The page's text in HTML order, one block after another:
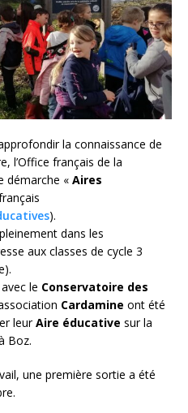
la connaissance de
l’Office français de la
démarche « Aires
).
dans les
aux classes de cycle 3
le Conservatoire des
Cardamine ont été
leurAire éducative sur la
Boz.
une première sortie a été